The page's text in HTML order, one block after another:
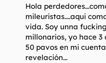
Hola
mileuristas....aqui
vida. Soy unna
millonarios, yo hace
50 pavos en mi
revelación...